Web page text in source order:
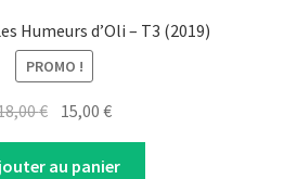
Humeurs d’Oli – T3 (2019)
PROMO !
€ Original
price
was:
15,00€Current
price
is:
au panier